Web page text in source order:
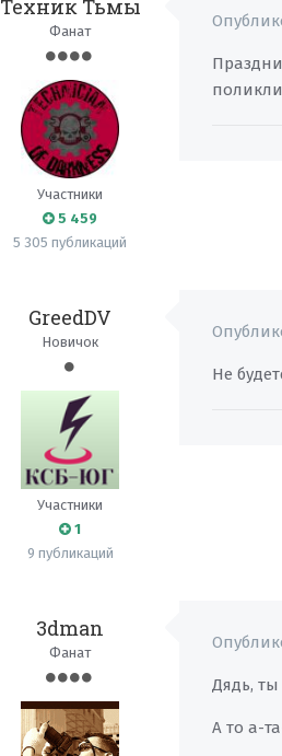
Техник Тьмы
Фанат
Участники
5 459
5 305 публикаций
GreedDV
Новичок
Участники
1
9 публикаций
Не
3dman
Фанат
Дядь,
А то а-